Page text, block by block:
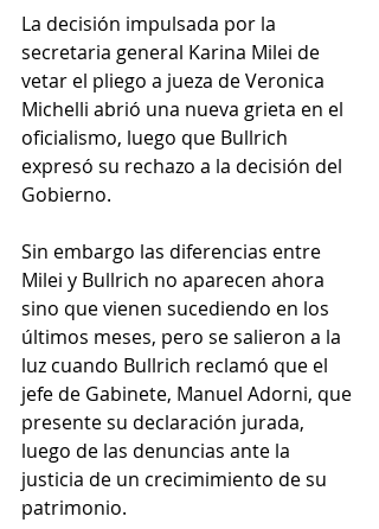
La decisión impulsada por la
secretaria general Karina Milei de
vetar el pliego a jueza de Veronica
Michelli abrió una nueva grieta en el
oficialismo, luego que Bullrich
expresó su rechazo a la decisión del
Gobierno.
Sin embargo las diferencias entre
Milei y Bullrich no aparecen ahora
sino que vienen sucediendo en los
últimos meses, pero se salieron a la
luz cuando Bullrich reclamó que el
jefe de Gabinete, Manuel Adorni, que
presente su declaración jurada,
luego de las denuncias ante la
justicia de un crecimimiento de su
patrimonio.